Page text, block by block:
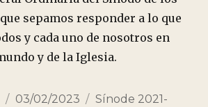
sepamos responder a lo que
y cada uno de nosotros en
y de la Iglesia.
Publicado
03/02/2023 Categorías
Sínode 2021-